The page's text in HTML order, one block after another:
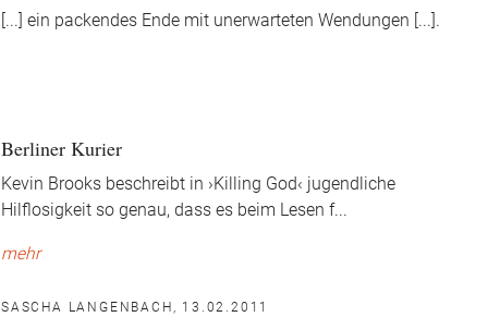
[...] ein packendes Ende mit unerwarteten Wendungen [...].
Berliner Kurier
Kevin Brooks beschreibt in ›Killing God‹ jugendliche
Hilflosigkeit so genau, dass es beim Lesen f...
mehr
SASCHA LANGENBACH, 13.02.2011